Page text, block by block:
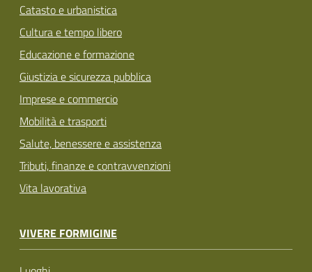
Catasto e urbanistica
Cultura e tempo libero
Educazione e formazione
Giustizia e sicurezza pubblica
Imprese e commercio
Mobilità e trasporti
Salute, benessere e assistenza
Tributi, finanze e contravvenzioni
Vita lavorativa
VIVERE FORMIGINE